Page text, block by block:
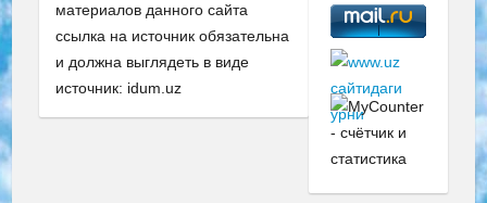
материалов данного сайта
ссылка на источник обязательна
и должна выглядеть в виде
источник: idum.uz